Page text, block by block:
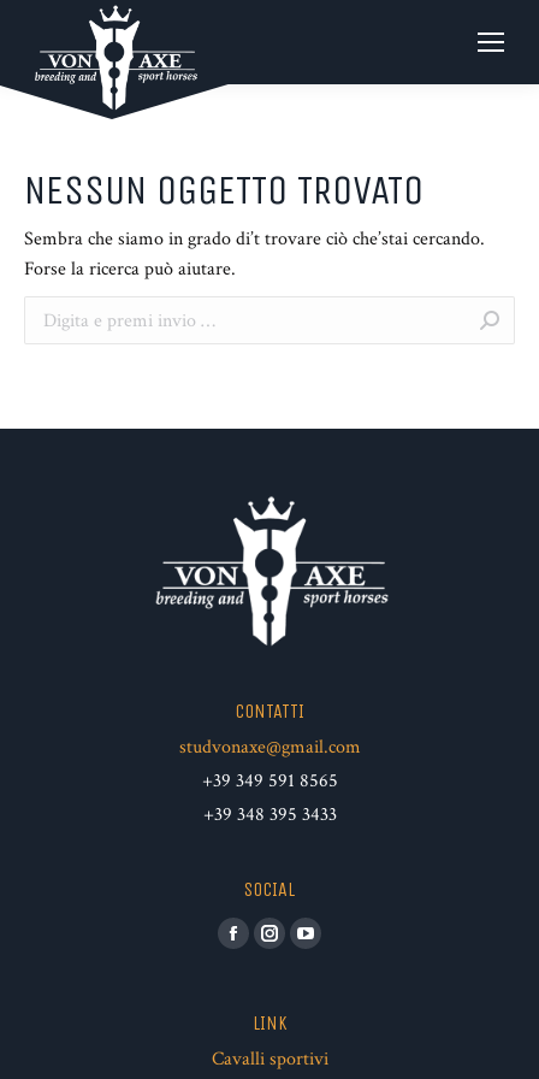
NESSUN OGGETTO TROVATO
Sembra che siamo in grado di’t trovare ciò che’stai cercando.
Forse la ricerca può aiutare.
Search:
CONTATTI
studvonaxe@gmail.com
+39 349 591 8565
+39 348 395 3433
SOCIAL
Facebook
InstagramYouTube
LINK
Cavalli sportivi